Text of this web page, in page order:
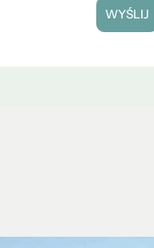
WYŚLIJ